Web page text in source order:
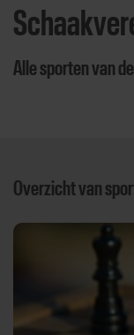
Alle sporten van
Overzicht van